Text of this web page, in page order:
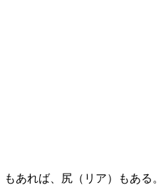
あれば、尻（リア）もある